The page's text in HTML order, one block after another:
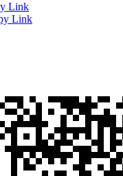
Link
Link